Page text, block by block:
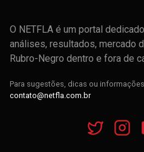
O NETFLA é um portal
análises, resultados, mercado
Rubro-Negro dentro e fora de
Para sugestões, dicas ou
contato@netfla.com.br